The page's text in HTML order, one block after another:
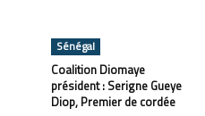
Sénégal
Coalition Diomaye
président : Serigne Gueye
Diop, Premier de cordée